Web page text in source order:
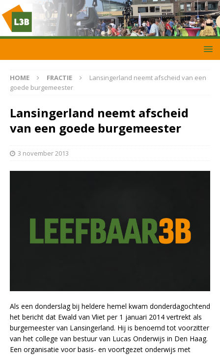
HOME FRACTIE
Lansingerland neemt afscheid van een
goede burgemeester
Lansingerland neemt afscheid
van een goede burgemeester
3 november 2013
Als een donderslag bij heldere hemel kwam donderdagochtend
het bericht dat Ewald van Vliet per 1 januari 2014 vertrekt als
burgemeester van Lansingerland. Hij is benoemd tot voorzitter
van het college van bestuur van Lucas Onderwijs in Den Haag.
Een organisatie voor basis- en voortgezet onderwijs met